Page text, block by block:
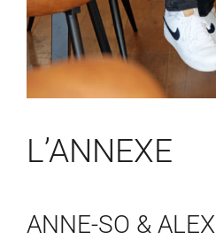
L’ANNEXE
ANNE-SO & ALEX